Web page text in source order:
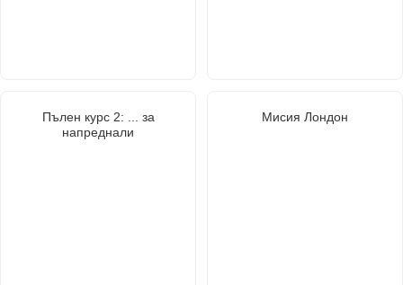
Пълен курс 2: ... за
напреднали
Мисия Лондон